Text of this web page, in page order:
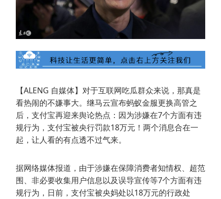
【ALENG 自媒体】对于互联网吃瓜群众来说，那真是
看热闹的不嫌事大。继马云宣布蚂蚁金服更换高管之
后，支付宝再迎来舆论热点：因为涉嫌在7个方面有违
规行为，支付宝被央行罚款18万元！两个消息合在一
起，让人看的有点透不过气来。
据网络媒体报道，由于涉嫌在保障消费者知情权、超范
围、非必要收集用户信息以及误导宣传等7个方面有违
规行为，日前，支付宝被央妈处以18万元的行政处